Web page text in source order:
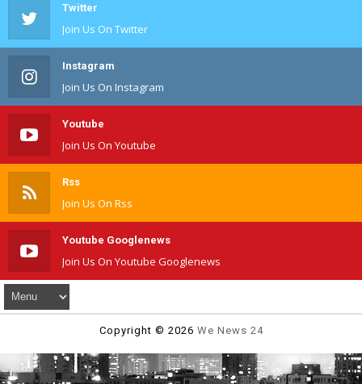
Twitter
Join Us On Twitter
Instagram
Join Us On Instagram
Youtube
Join Us On Youtube
Rss
Join Us On Rss
Youtube Googlenews
Join Us On Youtube Googlenews
Copyright © 2026 We News 24